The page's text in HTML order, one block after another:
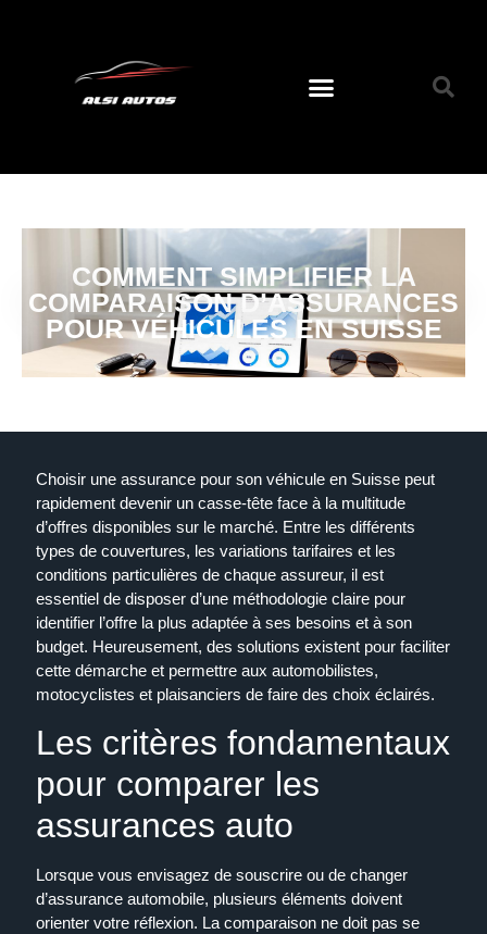
COMMENT SIMPLIFIER LA
COMPARAISON D’ASSURANCES
POUR VÉHICULES EN SUISSE
Choisir une assurance pour son véhicule en Suisse peut
rapidement devenir un casse-tête face à la multitude
d’offres disponibles sur le marché. Entre les différents
types de couvertures, les variations tarifaires et les
conditions particulières de chaque assureur, il est
essentiel de disposer d’une méthodologie claire pour
identifier l’offre la plus adaptée à ses besoins et à son
budget. Heureusement, des solutions existent pour faciliter
cette démarche et permettre aux automobilistes,
motocyclistes et plaisanciers de faire des choix éclairés.
Les critères fondamentaux
pour comparer les
assurances auto
Lorsque vous envisagez de souscrire ou de changer
d’assurance automobile, plusieurs éléments doivent
orienter votre réflexion. La comparaison ne doit pas se